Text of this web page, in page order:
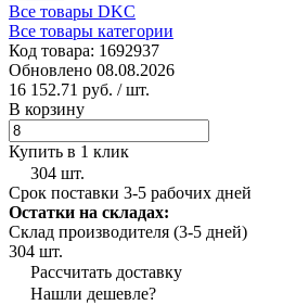
Все товары DKC
Все товары категории
Код товара: 1692937
Обновлено 08.08.2026
16 152.71 руб. / шт.
В корзину
Купить в 1 клик
304 шт.
Срок поставки 3-5 рабочих дней
Остатки на складах:
Склад производителя (3-5 дней)
304 шт.
Рассчитать доставку
Нашли дешевле?